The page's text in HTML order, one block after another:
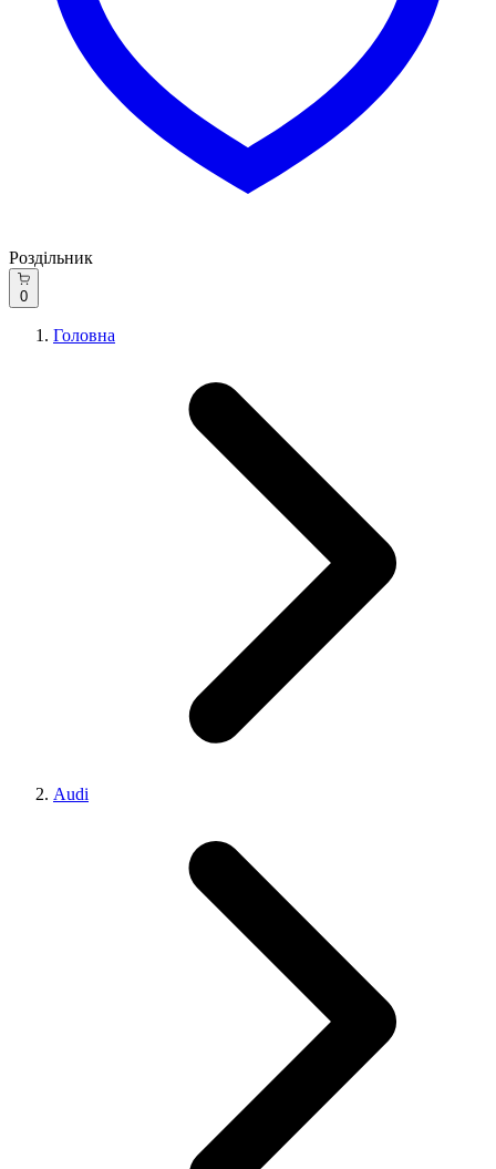
Роздільник
0
Головна
Audi